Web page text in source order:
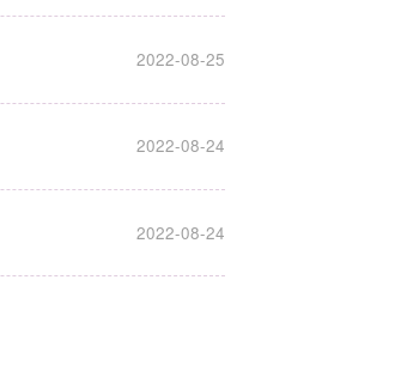
2022-08-25
2022-08-24
2022-08-24